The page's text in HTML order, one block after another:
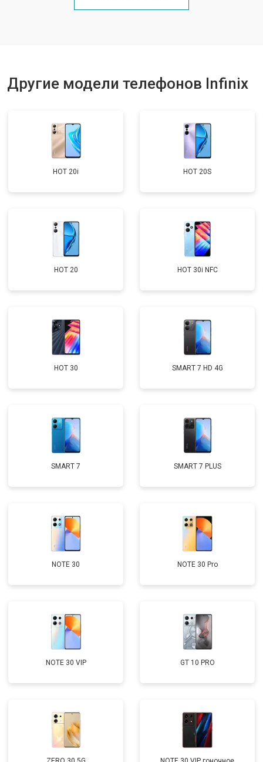
Ремонт цепи питания от 3200 ₽
Другие модели телефонов Infinix
HOT 20i HOT 20S
HOT 20 HOT 30i NFC
HOT 30 SMART 7 HD 4G
SMART 7 SMART 7 PLUS
NOTE 30 NOTE 30 Pro
NOTE 30 VIP GT 10 PRO